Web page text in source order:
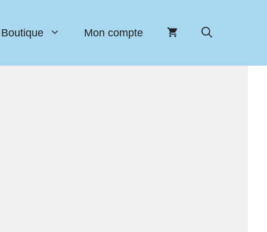
Boutique Mon compte